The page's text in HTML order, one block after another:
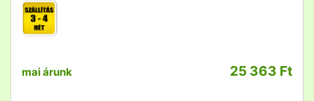
mai árunk 25 363 Ft